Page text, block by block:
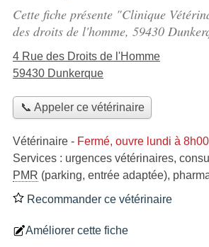
Cette fiche présente "Clinique
des droits de l'homme, 59430
4 Rue des Droits de l'Homme
59430 Dunkerque
📞 Appeler ce vétérinaire
Vétérinaire - Fermé, ouvre lundi à 8h00
Services : urgences vétérinaires,
PMR (parking, entrée adaptée),
Recommander ce vétérinaire
Améliorer cette fiche